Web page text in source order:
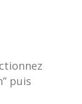
puis